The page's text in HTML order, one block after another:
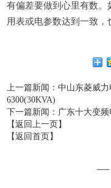
有偏差要做到心里有数
用表或电参数达到一致，
上一篇新闻 ：中山东菱威
6300(30KVA)
下一篇新闻 ：广东十大变
【返回上一页】
【返回首页】
—